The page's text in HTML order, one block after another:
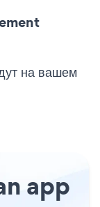
на вашем
app